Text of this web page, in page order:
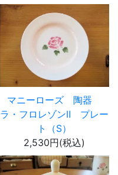
マニーローズ 陶器
ラ・フロレゾンⅡ プレー
ト（S）
2,530円(税込)